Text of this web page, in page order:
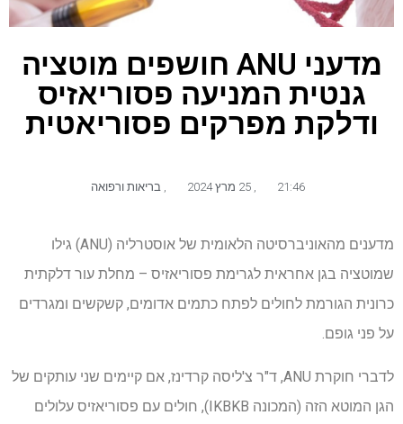
מדעני ANU חושפים מוטציה
גנטית המניעה פסוריאזיס
ודלקת מפרקים פסוריאטית
21:46 בריאות ורפואה
מדענים מהאוניברסיטה הלאומית של אוסטרליה (ANU) גילו
שמוטציה בגן אחראית לגרימת פסוריאזיס – מחלת עור דלקתית
כרונית הגורמת לחולים לפתח כתמים אדומים, קשקשים ומגרדים
על פני גופם.
לדברי חוקרת ANU, ד"ר צ'ליסה קרדינז, אם קיימים שני עותקים של
הגן המוטא הזה (המכונה IKBKB), חולים עם פסוריאזיס עלולים